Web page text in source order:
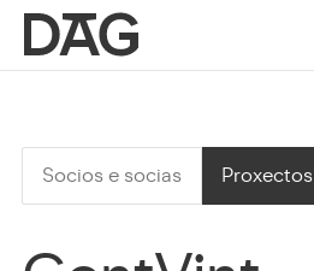
Socios e socias Proxectos